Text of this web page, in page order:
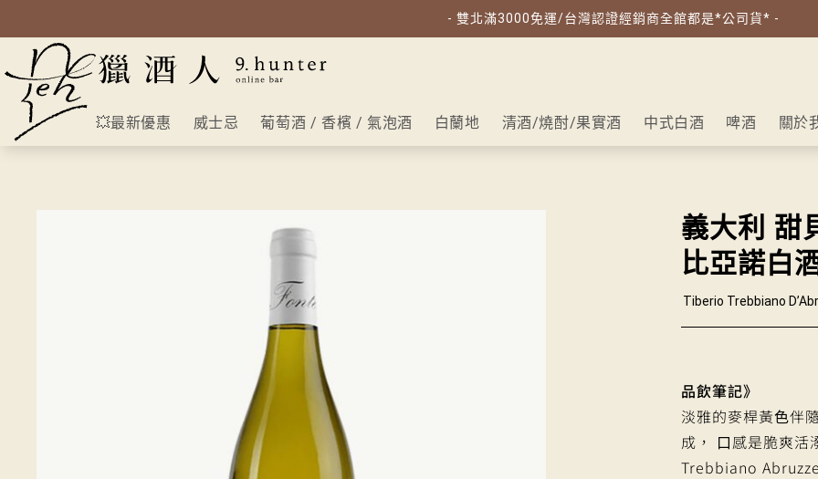
- 雙北滿3000免運/台灣認證經銷商全館都是*公司貨* -
💥最新優惠 威士忌 葡萄酒 / 香檳 / 氣泡酒 白蘭地 清酒/燒酎/果實酒 中式白酒 啤酒 關於
義大利 甜
比亞諾白
Tiberio Trebbiano
品飲筆記》
淡雅的麥桿黃⾊伴
成， ⼝感是脆爽活
Trebbiano